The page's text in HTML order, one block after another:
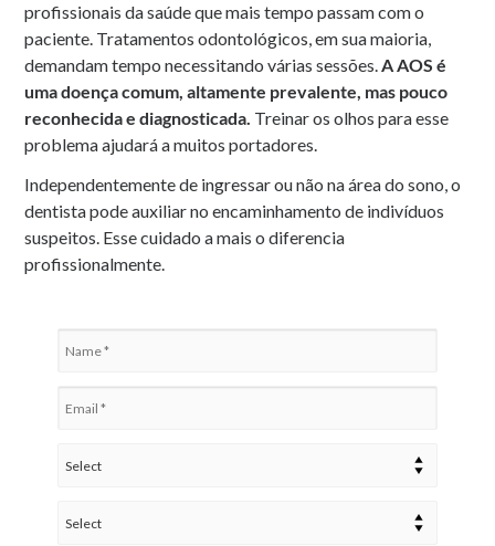
profissionais da saúde que mais tempo passam com o
paciente. Tratamentos odontológicos, em sua maioria,
demandam tempo necessitando várias sessões.A AOS é
uma doença comum, altamente prevalente, mas pouco
reconhecida e diagnosticada. Treinar os olhos para esse
problema ajudará a muitos portadores.
Independentemente de ingressar ou não na área do sono, o
dentista pode auxiliar no encaminhamento de indivíduos
suspeitos. Esse cuidado a mais o diferencia
profissionalmente.